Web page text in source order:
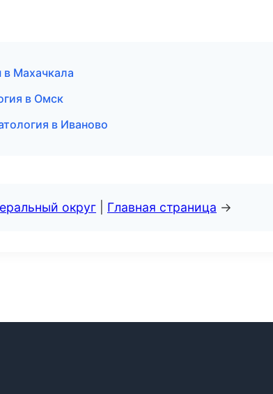
Махачкала
в Омск
в Иваново
округ Главная страница →